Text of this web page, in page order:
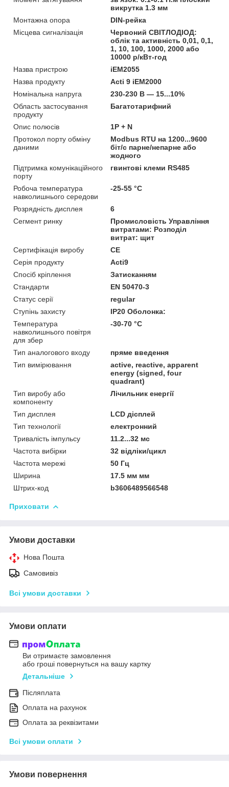
викрутка 1.3 мм
Монтажна опора
DIN-рейка
Місцева сигналізація
Червоний СВІТЛОДІОД:
облік та активність 0,01, 0,1,
1, 10, 100, 1000, 2000 або
10000 р/кВт-год
Назва пристрою
iEM2055
Назва продукту
Acti 9 iEM2000
Номінальна напруга
230-230 В — 15...10%
Область застосування
продукту
Багатотарифний
Опис полюсів
1P + N
Протокол порту обміну
даними
Modbus RTU на 1200...9600
біт/с парне/непарне або
жодного
Підтримка комунікаційного
порту
гвинтові клеми RS485
Робоча температура
навколишнього середови
-25-55 °C
Розрядність дисплея
6
Сегмент ринку
Промисловість Управління
витратами: Розподіл
витрат: щит
Сертифікація виробу
CE
Серія продукту
Acti9
Спосіб кріплення
Затисканням
Стандарти
EN 50470-3
Статус серії
regular
Ступінь захисту
IP20 Оболонка:
Температура
навколишнього повітря
для збер
-30-70 °C
Тип аналогового входу
пряме введення
Тип вимірювання
active, reactive, apparent
energy (signed, four
quadrant)
Тип виробу або
компоненту
Лічильник енергії
Тип дисплея
LCD дісплей
Тип технології
електронний
Тривалість імпульсу
11.2...32 мс
Частота вибірки
32 відліки/цикл
Частота мережі
50 Гц
Ширина
17.5 мм мм
Штрих-код
b3606489566548
Приховати
Умови доставки
Нова Пошта
Самовивіз
Всі умови доставки
Умови оплати
Ви отримаєте замовлення
або гроші повернуться на вашу картку
Детальніше
Післяплата
Оплата на рахунок
Оплата за реквізитами
Всі умови оплати
Умови повернення